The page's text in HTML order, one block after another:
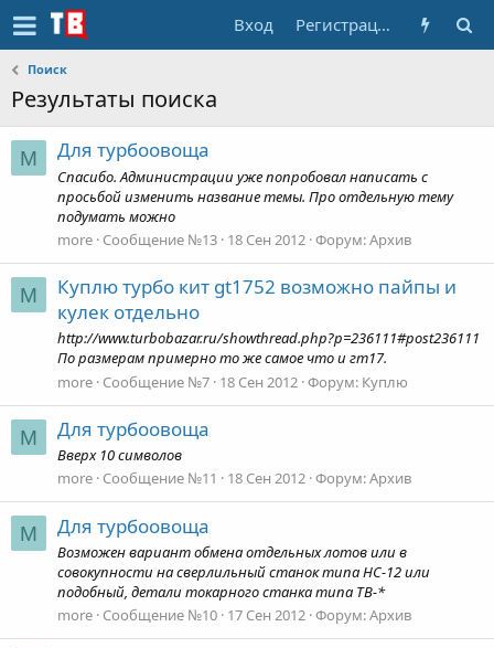
Вход Регистрация
Поиск
Результаты поиска
M Для турбоовоща
Спасибо. Администрации уже попробовал написать с
просьбой изменить название темы. Про отдельную тему
подумать можно
more Сообщение №13 18 Сен 2012 Форум:Архив
M
Куплю турбо кит gt1752 возможно пайпы и
кулек отдельно
http://www.turbobazar.ru/showthread.php?p=236111#post236111
По размерам примерно то же самое что и гт17.
more Сообщение №7 18 Сен 2012 Форум: Куплю
M Для турбоовоща
Вверх 10 символов
more Сообщение №11 18 Сен 2012 Форум:Архив
M Для турбоовоща
Возможен вариант обмена отдельных лотов или в
совокупности на сверлильный станок типа НС-12 или
подобный, детали токарного станка типа ТВ-*
more Сообщение №10 17 Сен 2012 Форум:Архив